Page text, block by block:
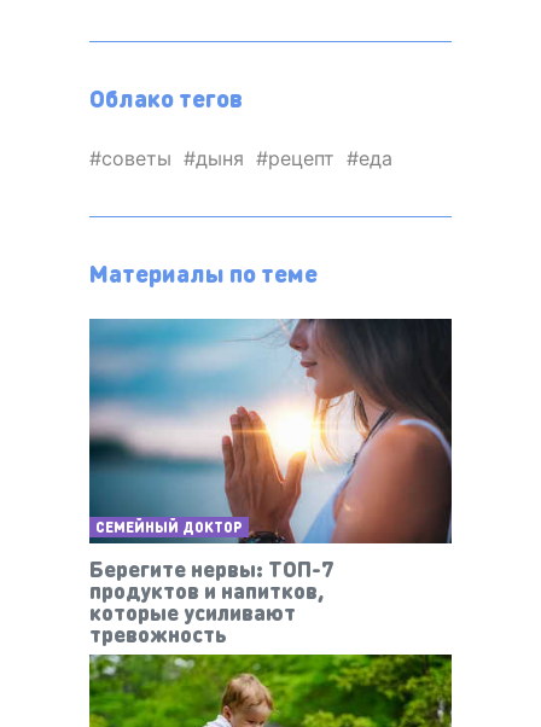
Облако тегов
советы дыня рецепт еда
Материалы по теме
СЕМЕЙНЫЙ ДОКТОР
Берегите нервы: ТОП-7
продуктов и напитков,
которые усиливают
тревожность